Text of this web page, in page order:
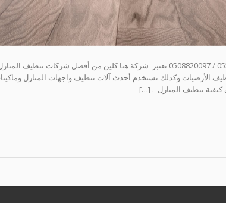
شركة تنظيف منازل بالرياض – اتصل 0554631558 / 0508820097 تعتبر شركة هنا كلين من
الأرضيات وكذلك نستخدم أحدث آلات تنظيف واجهات المنازل
كيفية تنظيف المنازل . […]